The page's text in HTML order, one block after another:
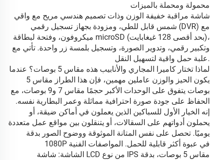
محمولة ومحملة بالميزات
شاشة مراقبة خفيفة الوزن وذات تصميم هندسي مريح مع واقي
شمس قابل للطي، ومزودة بجهاز تسجيل رقمي (DVR) مع
ميكروفون، وفتحة لبطاقة microSD (بحد أقصى 128 غيغابايت)،
وتكبير رقمي، وتدوير الصورة، وتسجيل بلمسة زر واحدة. تأتي مع
علبة حمل واقية لتسهيل النقل.
لماذا تختار كاميرا المجاري والأنابيب هذه مقاس 5 بوصات؟ عندما
يكون الحيز والوزن عاملين مهمين، فإن هذا الطراز مقاس 5
بوصات يتفوق على الوحدات الأكبر حجمًا مقاس 7 و9 بوصات، مع
الحفاظ على جودة صورة احترافية مماثلة وعمر البطارية نفسه.
إنه الخيار الأول للسباكين الذين يعملون في أماكن ضيقة، أو
يحملون أدواتهم على السقالات، أو يتنقلون بين مواقع عمل متعددة
يوميًا. تحصل على نفس المتانة الموثوقة ووضوح الصور بدقة
1080P في عبوة أكثر قابلية للحمل. المواصفات الفنية
الشاشة: شاشة LCD من نوع IPS مقاس 5 بوصات، بدقة